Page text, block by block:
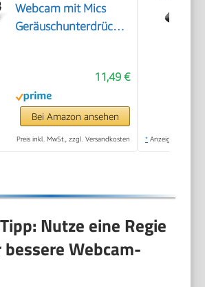
Webcam mit Mics
Geräuschunterdrückung,
Kamera für PC Laptop
für Live-Streaming
Videoanruf Konferenz
Online-Unterricht
11,49 €
Bei Amazon ansehen
Preis inkl. MwSt., zzgl. Versandkosten * Anzeige
Nutze eine Regie
bessere Webcam-